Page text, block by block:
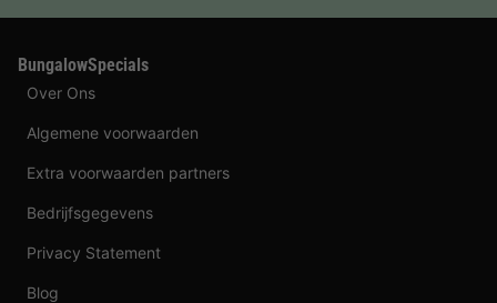
BungalowSpecials
Over Ons
Algemene voorwaarden
Extra voorwaarden partners
Bedrijfsgegevens
Privacy Statement
Blog